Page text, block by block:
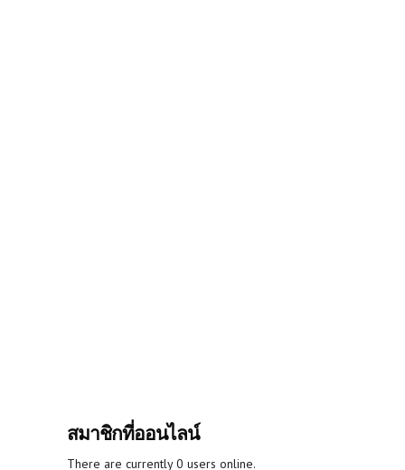
สมาชิกที่ออนไลน์
There are currently 0 users online.